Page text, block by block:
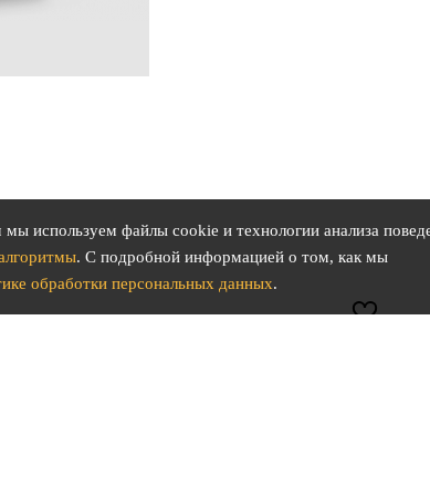
используем файлы cookie и технологии анализа
. С подробной информацией о том, как мы
обработки персональных данных.